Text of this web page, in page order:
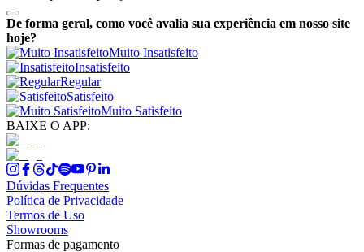
De forma geral, como você avalia sua experiência em nosso site
hoje?
Muito Insatisfeito
Insatisfeito
Regular
Satisfeito
Muito Satisfeito
BAIXE O APP:
Dúvidas Frequentes
Política de Privacidade
Termos de Uso
Showrooms
Formas de pagamento